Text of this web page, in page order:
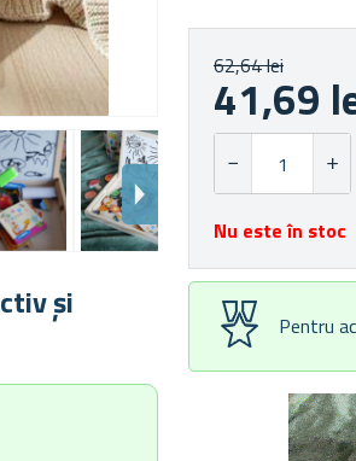
62,64 lei
41,69
Nu este în stoc
Pentru
și